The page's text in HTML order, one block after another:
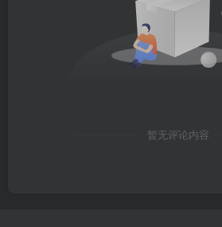
暂无评论内容